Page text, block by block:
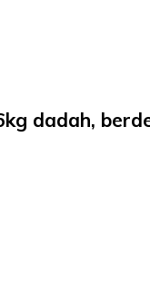
dadah,